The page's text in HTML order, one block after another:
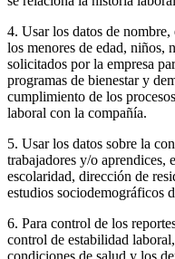
4. Usar los datos de
los menores de edad, niños,
solicitados por la empresa
programas de bienestar y
cumplimiento de los
laboral con la compañía.
5. Usar los datos sobre la
trabajadores y/o aprendices,
escolaridad, dirección de
estudios sociodemográficos
6. Para control de los
control de estabilidad
condiciones de salud y los